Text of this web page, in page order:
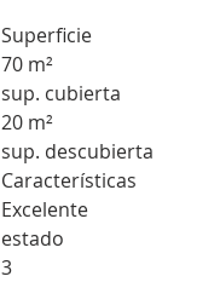
Superficie
70 m²
sup. cubierta
20 m²
sup. descubierta
Características
Excelente
estado
3